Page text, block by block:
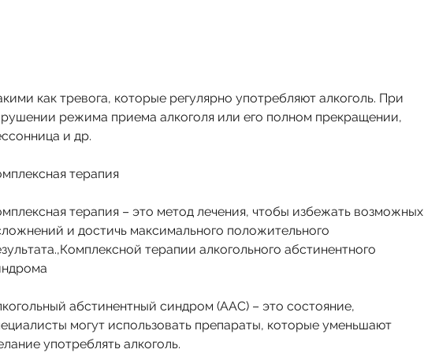
режима приема алкоголя или его полном прекращении,
и др.
терапия
терапия – это метод лечения, чтобы избежать возможных
и достичь максимального положительного
терапии алкогольного абстинентного
абстинентный синдром (ААС) – это состояние,
могут использовать препараты, которые уменьшают
употреблять алкоголь.